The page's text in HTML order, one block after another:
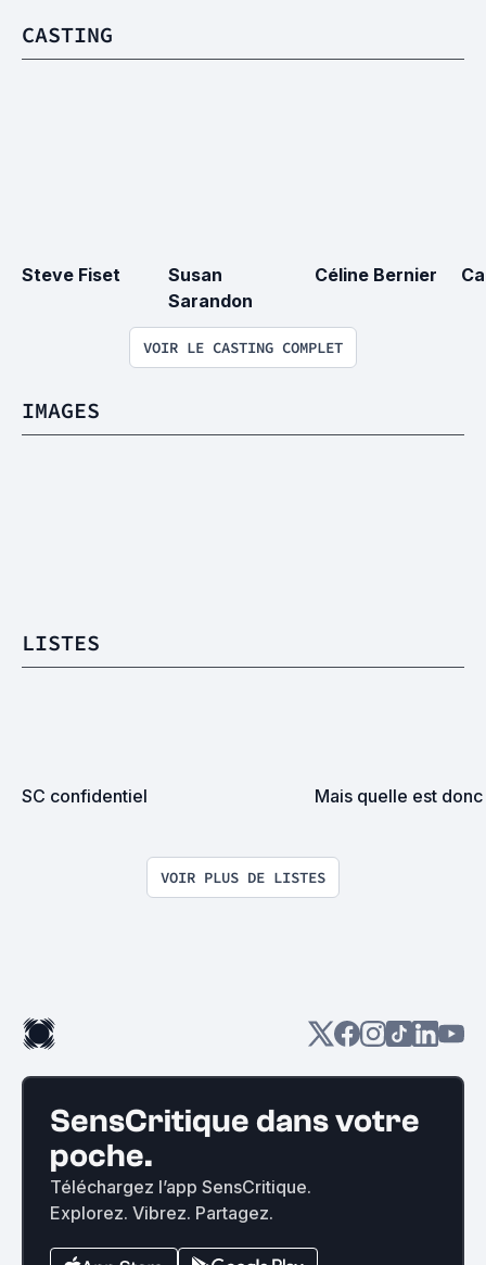
CASTING
Steve Fiset
Susan
Sarandon
Céline Bernier
VOIR LE CASTING COMPLET
IMAGES
LISTES
SC confidentiel Mais quelle est
VOIR PLUS DE LISTES
SensCritique dans votre
poche.
Téléchargez l’app SensCritique.
Explorez. Vibrez. Partagez.